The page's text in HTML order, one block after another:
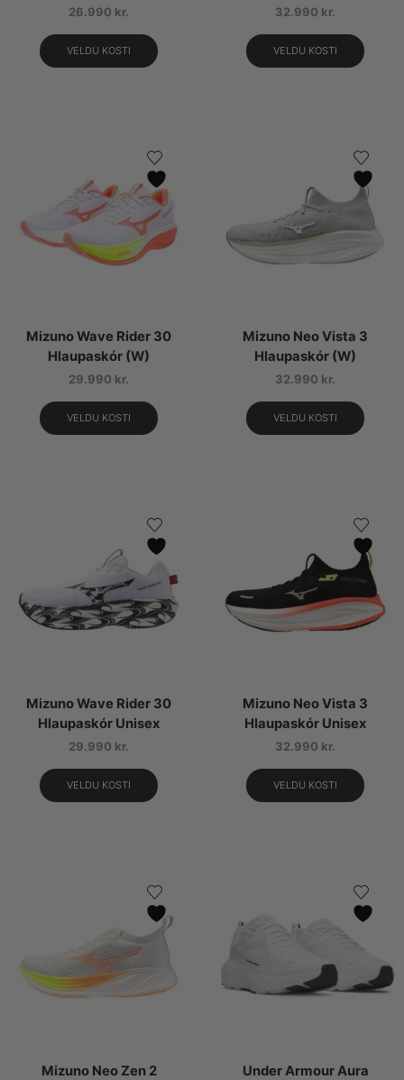
26.990 kr.
VELDU KOSTI
32.990 kr.
VELDU KOSTI
Mizuno Wave Rider 30
Hlaupaskór (W)
29.990 kr.
VELDU KOSTI
Mizuno Neo Vista 3
Hlaupaskór (W)
32.990 kr.
VELDU KOSTI
Mizuno Wave Rider 30
Hlaupaskór Unisex
29.990 kr.
VELDU KOSTI
Mizuno Neo Vista 3
Hlaupaskór Unisex
32.990 kr.
VELDU KOSTI
Mizuno Neo Zen 2
Under Armour Aura